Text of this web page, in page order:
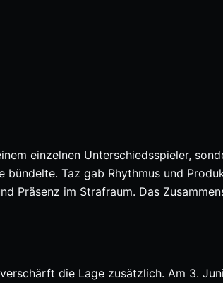
einzelnen Unterschiedsspieler,
bündelte. Taz gab Rhythmus und
Präsenz im Strafraum. Das
die Lage zusätzlich. Am 3. Juni